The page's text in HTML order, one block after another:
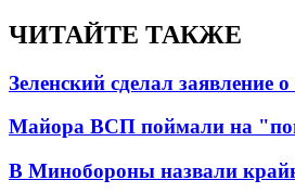
ЧИТАЙТЕ ТАКЖЕ
Зеленский сделал заявление
Майора ВСП поймали на
В Минобороны назвали